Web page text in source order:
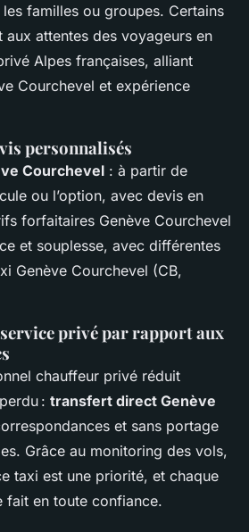
familles ou groupes. Certains
aux attentes des voyageurs en
Alpes françaises, alliant
Courchevel et expérience
personnalisés
Courchevel : à partir de
ou l’option, avec devis en
forfaitaires Genève Courchevel
et souplesse, avec différentes
Genève Courchevel (CB,
privé par rapport aux
chauffeur privé réduit
: transfert direct Genève
et sans portage
Grâce au monitoring des vols,
taxi est une priorité, et chaque
fait en toute confiance.